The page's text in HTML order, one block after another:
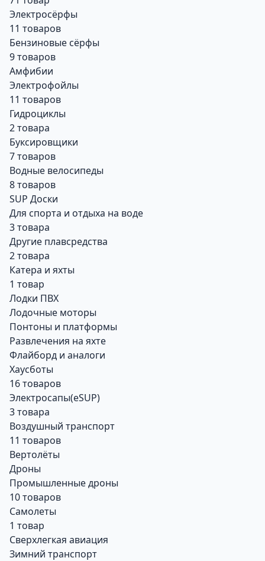
Электросёрфы
11 товаров
Бензиновые сёрфы
9 товаров
Амфибии
Электрофойлы
11 товаров
Гидроциклы
2 товара
Буксировщики
7 товаров
Водные велосипеды
8 товаров
SUP Доски
Для спорта и отдыха на воде
3 товара
Другие плавсредства
2 товара
Катера и яхты
1 товар
Лодки ПВХ
Лодочные моторы
Понтоны и платформы
Развлечения на яхте
Флайборд и аналоги
Хаусботы
16 товаров
Электросапы(eSUP)
3 товара
Воздушный транспорт
11 товаров
Вертолёты
Дроны
Промышленные дроны
10 товаров
Самолеты
1 товар
Сверхлегкая авиация
Зимний транспорт